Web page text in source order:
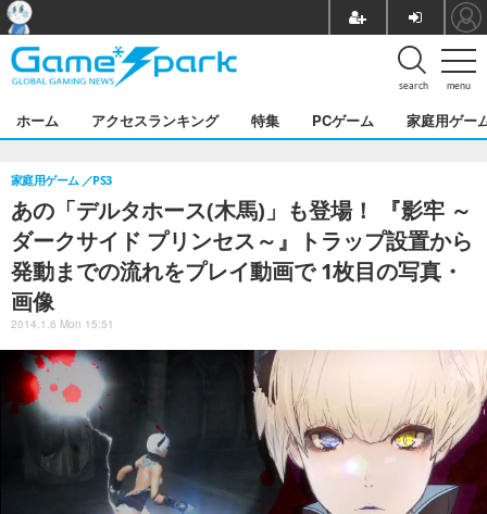
menu
search
ホーム アクセスランキング 特集 PCゲーム 家庭用ゲー
あの「デルタホース(木馬)」も登場！ 『影牢 ～
ダークサイド プリンセス～』トラップ設置から
発動までの流れをプレイ動画で 1枚目の写真・
画像
家庭用ゲーム PS3
2014.1.6 Mon 15:51